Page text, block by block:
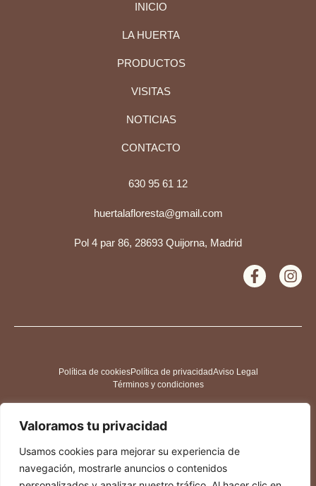
Valoramos tu privacidad
Usamos cookies para mejorar su experiencia de
navegación, mostrarle anuncios o contenidos
INICIO
LA HUERTA
PRODUCTOS
VISITAS
NOTICIAS
CONTACTO
630 95 61 12
huertalafloresta@gmail.com
Pol 4 par 86, 28693 Quijorna, Madrid
Política de cookiesPolítica de privacidadAviso Legal
Términos y condiciones